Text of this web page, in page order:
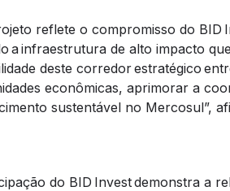
reflete o compromisso do
a infraestrutura de alto impacto
deste corredor estratégico
econômicas, aprimorar a
sustentável no Mercosul”,
do BID Invest demonstra a